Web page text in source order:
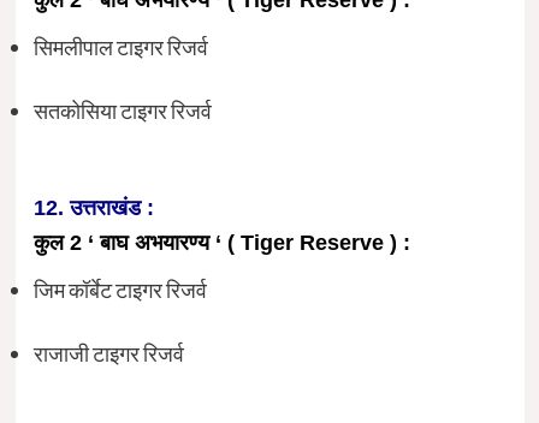
सिमलीपाल टाइगर रिजर्व
सतकोसिया टाइगर रिजर्व
12. उत्तराखंड :
कुल 2 ‘ बाघ अभयारण्य ‘ ( Tiger Reserve ) :
जिम कॉर्बेट टाइगर रिजर्व
राजाजी टाइगर रिजर्व